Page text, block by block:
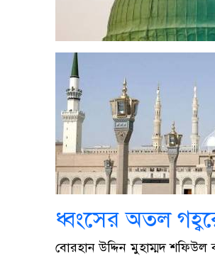
ধ্বংসের অতল
বোরহান উদ্দিন মুহাম্মদ